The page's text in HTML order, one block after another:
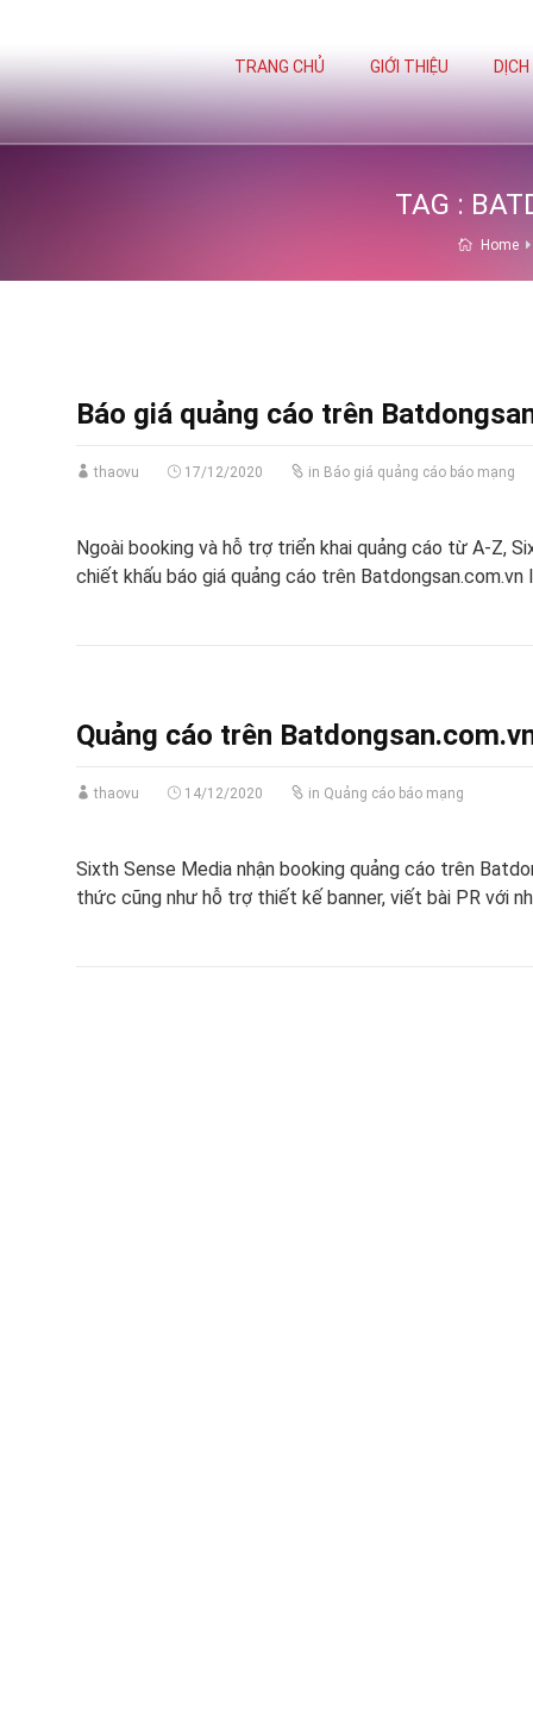
TRANG CHỦ GIỚI THIỆU
TAG :
Home
Báo giá quảng cáo trên
thaovu 17/12/2020 in Báo giá quảng cáo báo mạng
Ngoài booking và hỗ trợ triển khai quảng cáo từ A-Z,
chiết khấu báo giá quảng cáo trên
Quảng cáo trên
thaovu 14/12/2020 in Quảng cáo báo mạng
Sixth Sense Media nhận booking quảng cáo trên
thức cũng như hỗ trợ thiết kế banner, viết bài PR với